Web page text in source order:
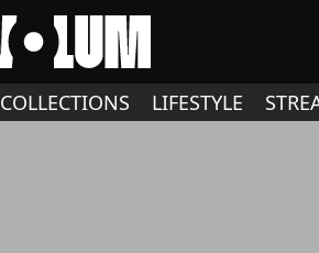
COLLECTIONS LIFESTYLE